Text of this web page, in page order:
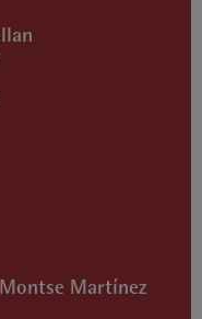
Martínez